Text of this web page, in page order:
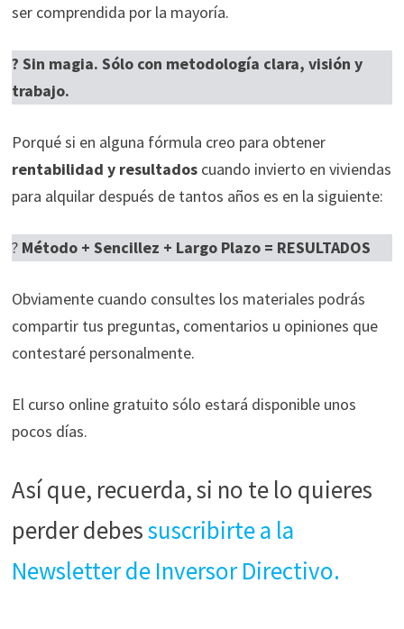
ser comprendida por la mayoría.
? Sin magia. Sólo con metodología clara, visión y
trabajo.
Porqué si en alguna fórmula creo para obtener
rentabilidad y resultados cuando invierto en viviendas
para alquilar después de tantos años es en la siguiente:
?Método + Sencillez + Largo Plazo = RESULTADOS
Obviamente cuando consultes los materiales podrás
compartir tus preguntas, comentarios u opiniones que
contestaré personalmente.
El curso online gratuito sólo estará disponible unos
pocos días.
Así que, recuerda, si no te lo quieres
perder debessuscribirte a la
Newsletter de Inversor Directivo.